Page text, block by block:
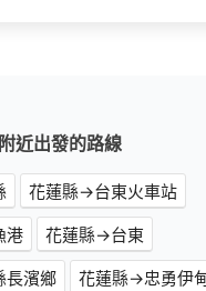
近出發的路線
花蓮縣→台東火車站
港
花蓮縣→台東
長濱鄉
花蓮縣→忠勇伊